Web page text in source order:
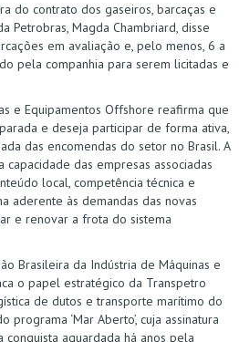
do contrato dos gaseiros, barcaças e
Petrobras, Magda Chambriard, disse
em avaliação e, pelo menos, 6 a
pela companhia para serem licitadas e
e Equipamentos Offshore reafirma que
e deseja participar de forma ativa,
das encomendas do setor no Brasil. A
capacidade das empresas associadas
local, competência técnica e
aderente às demandas das novas
e renovar a frota do sistema
Brasileira da Indústria de Máquinas e
o papel estratégico da Transpetro
de dutos e transporte marítimo do
programa ‘Mar Aberto’, cuja assinatura
aguardada há anos pela